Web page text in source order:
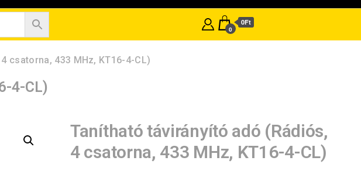
0
0Ft
csatorna, 433 MHz, KT16-4-CL)
4-CL)
Tanítható távirányító adó (Rádiós,
4 csatorna, 433 MHz, KT16-4-CL)